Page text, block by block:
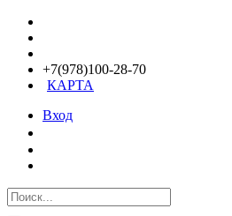
+7(978)100-28-70
КАРТА
Вход